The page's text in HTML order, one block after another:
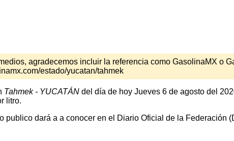
agradecemos incluir la referencia como GasolinaMX o
estado/yucatan/tahmek
Tahmek - YUCATÁN del día de hoy Jueves 6 de agosto del
litro.
publico dará a a conocer en el Diario Oficial de la Federación